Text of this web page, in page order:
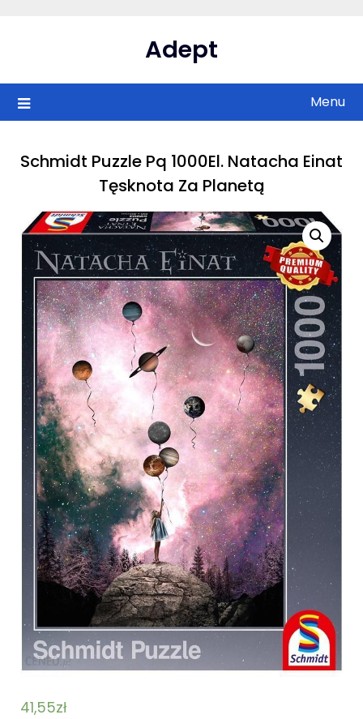
Adept
Menu
Schmidt Puzzle Pq 1000El. Natacha Einat
Tęsknota Za Planetą
41,55zł